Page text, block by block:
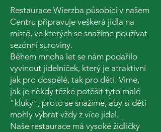
Restaurace Wierzba působící v našem
Centru připravuje veškerá jídla na
místě, ve kterých se snažíme používat
sezónní suroviny.
Během mnoha let se nám podařilo
vyvinout jídelníček, který je atraktivní
jak pro dospělé, tak pro děti. Víme,
jak je někdy těžké potěšit tyto malé
"kluky", proto se snažíme, aby si děti
mohly vybrat vždy z více jídel.
Naše restaurace má vysoké židličky